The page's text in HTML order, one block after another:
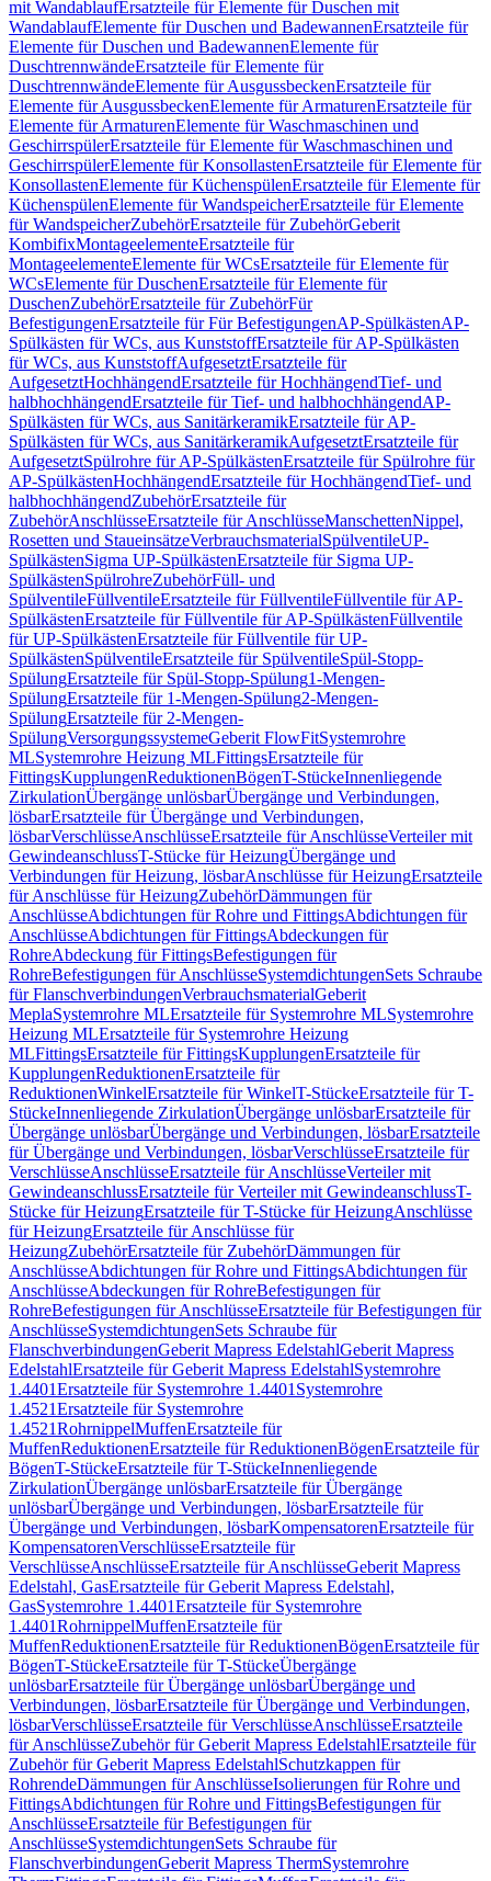
mit WandablaufErsatzteile für Elemente für Duschen mit
WandablaufElemente für Duschen und BadewannenErsatzteile für
Elemente für Duschen und BadewannenElemente für
DuschtrennwändeErsatzteile für Elemente für
DuschtrennwändeElemente für AusgussbeckenErsatzteile für
Elemente für AusgussbeckenElemente für ArmaturenErsatzteile für
Elemente für ArmaturenElemente für Waschmaschinen und
GeschirrspülerErsatzteile für Elemente für Waschmaschinen und
GeschirrspülerElemente für KonsollastenErsatzteile für Elemente für
KonsollastenElemente für KüchenspülenErsatzteile für Elemente für
KüchenspülenElemente für WandspeicherErsatzteile für Elemente
für WandspeicherZubehörErsatzteile für ZubehörGeberit
KombifixMontageelementeErsatzteile für
MontageelementeElemente für WCsErsatzteile für Elemente für
WCsElemente für DuschenErsatzteile für Elemente für
DuschenZubehörErsatzteile für ZubehörFür
BefestigungenErsatzteile für Für BefestigungenAP-SpülkästenAP-
Spülkästen für WCs, aus KunststoffErsatzteile für AP-Spülkästen
für WCs, aus KunststoffAufgesetztErsatzteile für
AufgesetztHochhängendErsatzteile für HochhängendTief- und
halbhochhängendErsatzteile für Tief- und halbhochhängendAP-
Spülkästen für WCs, aus SanitärkeramikErsatzteile für AP-
Spülkästen für WCs, aus SanitärkeramikAufgesetztErsatzteile für
AufgesetztSpülrohre für AP-SpülkästenErsatzteile für Spülrohre für
AP-SpülkästenHochhängendErsatzteile für HochhängendTief- und
halbhochhängendZubehörErsatzteile für
ZubehörAnschlüsseErsatzteile für AnschlüsseManschettenNippel,
Rosetten und StaueinsätzeVerbrauchsmaterialSpülventileUP-
SpülkästenSigma UP-SpülkästenErsatzteile für Sigma UP-
SpülkästenSpülrohreZubehörFüll- und
SpülventileFüllventileErsatzteile für FüllventileFüllventile für AP-
SpülkästenErsatzteile für Füllventile für AP-SpülkästenFüllventile
für UP-SpülkästenErsatzteile für Füllventile für UP-
SpülkästenSpülventileErsatzteile für SpülventileSpül-Stopp-
SpülungErsatzteile für Spül-Stopp-Spülung1-Mengen-
SpülungErsatzteile für 1-Mengen-Spülung2-Mengen-
SpülungErsatzteile für 2-Mengen-
SpülungVersorgungssystemeGeberit FlowFitSystemrohre
MLSystemrohre Heizung MLFittingsErsatzteile für
FittingsKupplungenReduktionenBögenT-StückeInnenliegende
ZirkulationÜbergänge unlösbarÜbergänge und Verbindungen,
lösbarErsatzteile für Übergänge und Verbindungen,
lösbarVerschlüsseAnschlüsseErsatzteile für AnschlüsseVerteiler mit
GewindeanschlussT-Stücke für HeizungÜbergänge und
Verbindungen für Heizung, lösbarAnschlüsse für HeizungErsatzteile
für Anschlüsse für HeizungZubehörDämmungen für
AnschlüsseAbdichtungen für Rohre und FittingsAbdichtungen für
AnschlüsseAbdichtungen für FittingsAbdeckungen für
RohreAbdeckung für FittingsBefestigungen für
RohreBefestigungen für AnschlüsseSystemdichtungenSets Schraube
für FlanschverbindungenVerbrauchsmaterialGeberit
MeplaSystemrohre MLErsatzteile für Systemrohre MLSystemrohre
Heizung MLErsatzteile für Systemrohre Heizung
MLFittingsErsatzteile für FittingsKupplungenErsatzteile für
KupplungenReduktionenErsatzteile für
ReduktionenWinkelErsatzteile für WinkelT-StückeErsatzteile für T-
StückeInnenliegende ZirkulationÜbergänge unlösbarErsatzteile für
Übergänge unlösbarÜbergänge und Verbindungen, lösbarErsatzteile
für Übergänge und Verbindungen, lösbarVerschlüsseErsatzteile für
VerschlüsseAnschlüsseErsatzteile für AnschlüsseVerteiler mit
GewindeanschlussErsatzteile für Verteiler mit GewindeanschlussT-
Stücke für HeizungErsatzteile für T-Stücke für HeizungAnschlüsse
für HeizungErsatzteile für Anschlüsse für
HeizungZubehörErsatzteile für ZubehörDämmungen für
AnschlüsseAbdichtungen für Rohre und FittingsAbdichtungen für
AnschlüsseAbdeckungen für RohreBefestigungen für
RohreBefestigungen für AnschlüsseErsatzteile für Befestigungen für
AnschlüsseSystemdichtungenSets Schraube für
FlanschverbindungenGeberit Mapress EdelstahlGeberit Mapress
EdelstahlErsatzteile für Geberit Mapress EdelstahlSystemrohre
1.4401Ersatzteile für Systemrohre 1.4401 Systemrohre
1.4521Ersatzteile für Systemrohre
1.4521RohrnippelMuffenErsatzteile für
MuffenReduktionenErsatzteile für ReduktionenBögenErsatzteile für
BögenT-StückeErsatzteile für T-StückeInnenliegende
ZirkulationÜbergänge unlösbarErsatzteile für Übergänge
unlösbarÜbergänge und Verbindungen, lösbarErsatzteile für
Übergänge und Verbindungen, lösbarKompensatorenErsatzteile für
KompensatorenVerschlüsseErsatzteile für
VerschlüsseAnschlüsseErsatzteile für AnschlüsseGeberit Mapress
Edelstahl, GasErsatzteile für Geberit Mapress Edelstahl,
GasSystemrohre 1.4401Ersatzteile für Systemrohre
1.4401RohrnippelMuffenErsatzteile für
MuffenReduktionenErsatzteile für ReduktionenBögenErsatzteile für
BögenT-StückeErsatzteile für T-StückeÜbergänge
unlösbarErsatzteile für Übergänge unlösbarÜbergänge und
Verbindungen, lösbarErsatzteile für Übergänge und Verbindungen,
lösbarVerschlüsseErsatzteile für VerschlüsseAnschlüsseErsatzteile
für AnschlüsseZubehör für Geberit Mapress EdelstahlErsatzteile für
Zubehör für Geberit Mapress EdelstahlSchutzkappen für
RohrendeDämmungen für AnschlüsseIsolierungen für Rohre und
FittingsAbdichtungen für Rohre und FittingsBefestigungen für
AnschlüsseErsatzteile für Befestigungen für
AnschlüsseSystemdichtungenSets Schraube für
FlanschverbindungenGeberit Mapress ThermSystemrohre